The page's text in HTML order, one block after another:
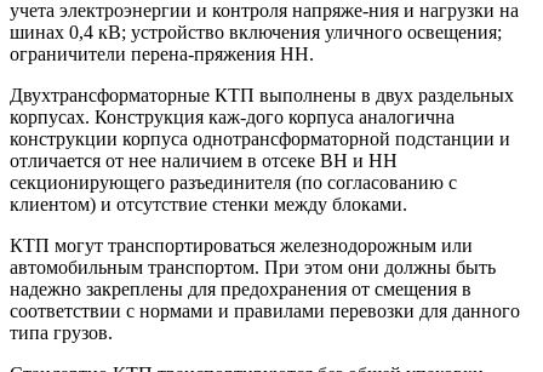
учета электроэнергии и контроля напряже-ния и нагрузки на
шинах 0,4 кВ; устройство включения уличного освещения;
ограничители перена-пряжения НН.
Двухтрансформаторные КТП выполнены в двух раздельных
корпусах. Конструкция каж-дого корпуса аналогична
конструкции корпуса однотрансформаторной подстанции и
отличается от нее наличием в отсеке ВН и НН
секционирующего разъединителя (по согласованию с
клиентом) и отсутствие стенки между блоками.
КТП могут транспортироваться железнодорожным или
автомобильным транспортом. При этом они должны быть
надежно закреплены для предохранения от смещения в
соответствии с нормами и правилами перевозки для данного
типа грузов.